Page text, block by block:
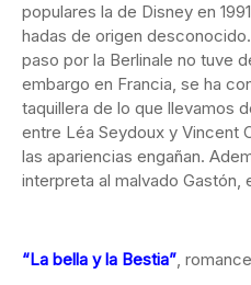
populares la de Disney en
hadas de origen
paso por la Berlinale no tuve
embargo en Francia, se ha
taquillera de lo que llevamos
entre Léa Seydoux y Vincent
las apariencias engañan.
interpreta al malvado Gastón,
“La bella y la Bestia”,